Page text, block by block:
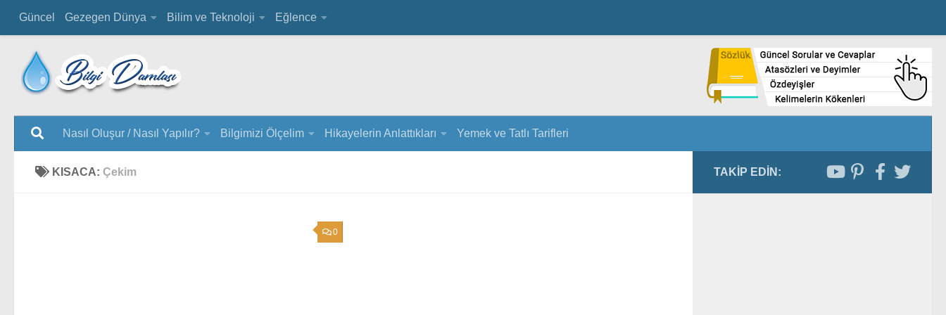
Güncel Gezegen Dünya Bilim ve Teknoloji Eğlence
Nasıl Oluşur / Nasıl Yapılır? Bilgimizi Ölçelim Hikayelerin Anlattıkları Yemek ve Tatlı Tarifleri
KISACA: Çekim
0
TAKIP EDIN: